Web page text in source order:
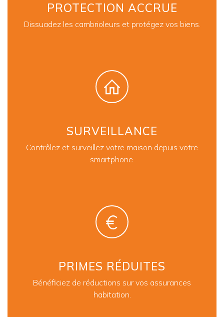
PROTECTION ACCRUE
Dissuadez les cambrioleurs et protégez vos biens.
SURVEILLANCE
Contrôlez et surveillez votre maison depuis votre
smartphone.
PRIMES RÉDUITES
Bénéficiez de réductions sur vos assurances
habitation.